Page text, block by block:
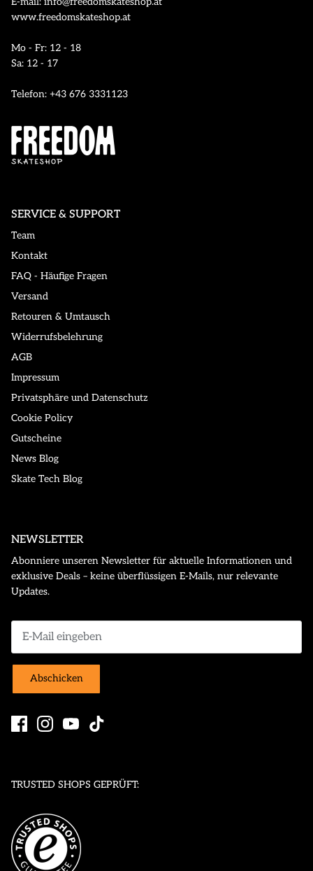
www.freedomskateshop.at
Mo - Fr: 12 - 18
Sa: 12 - 17
Telefon: +43 676 3331123
SERVICE & SUPPORT
Team
Kontakt
FAQ - Häufige Fragen
Versand
Retouren & Umtausch
Widerrufsbelehrung
AGB
Impressum
Privatsphäre und Datenschutz
Cookie Policy
Gutscheine
News Blog
Skate Tech Blog
NEWSLETTER
Abonniere unseren Newsletter für aktuelle Informationen und
exklusive Deals – keine überflüssigen E-Mails, nur relevante
Updates.
Abschicken
TRUSTED SHOPS GEPRÜFT: